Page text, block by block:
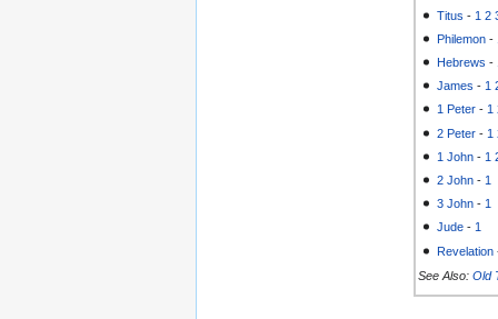
Titus - 1 2
Philemon -
Hebrews -
James - 1
1 Peter -1
2 Peter - 1
1 John - 1
2 John - 1
3 John - 1
Jude -1
Revelation
See Also: Old